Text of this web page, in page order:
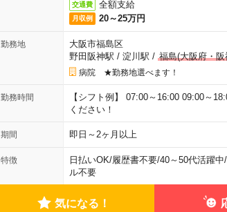
交通費 全額支給
月収例 20～25万円
勤務地
大阪市福島区
野田阪神駅 / 淀川駅 / 福島(大阪府・阪
病院 ★勤務地選べます！
勤務時間
【シフト例】 07:00～16:00 09:00～
ください！
期間 即日～2ヶ月以上
特徴 日払いOK/履歴書不要/40～50代活躍中/
ル不要
気になる！